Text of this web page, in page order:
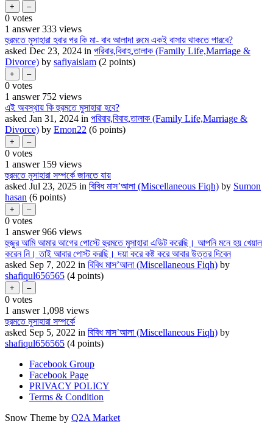
0 votes
1 answer 333 views
হুরমতে মুসাহারা হবার পর কি মা- বাব আলাদা রুমে একই বাসায় থাকতে পারবে?
asked Dec 23, 2024 in পরিবার,বিবাহ,তালাক (Family Life,Marriage &
Divorce) by safiyaislam (2 points)
0 votes
1 answer 752 views
এই অবস্থায় কি হুরমতে মুসাহারা হবে?
asked Jan 31, 2024 in পরিবার,বিবাহ,তালাক (Family Life,Marriage &
Divorce) by Emon22 (6 points)
0 votes
1 answer 159 views
হুরমতে মুসাহারা সম্পর্কে জানতে যায়
asked Jul 23, 2025 in বিবিধ মাস’আলা (Miscellaneous Fiqh) by Sumon
hasan (6 points)
0 votes
1 answer 966 views
হুজুর আমি আমার আগের পোস্টে হুরমতে মুসাহারা এডিট করেছি। আপনি মনে হয় খেয়াল
করেন নি। তাই আবার পোস্ট করছি। দয়া করে কষ্ট করে আবার উত্তর দিবেন
asked Sep 7, 2022 in বিবিধ মাস’আলা (Miscellaneous Fiqh) by
shafiqul656565 (4 points)
0 votes
1 answer 1,098 views
হুরমতে মুসাহারা সম্পর্কে
asked Sep 5, 2022 in বিবিধ মাস’আলা (Miscellaneous Fiqh) by
shafiqul656565 (4 points)
Facebook Group
Facebook Page
PRIVACY POLICY
Terms & Condition
Snow Theme by Q2A Market